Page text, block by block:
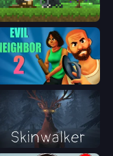
Aground
Evil Neighbor 2
Skinwalker